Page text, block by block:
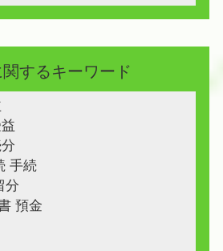
するキーワード
手続
分
預金